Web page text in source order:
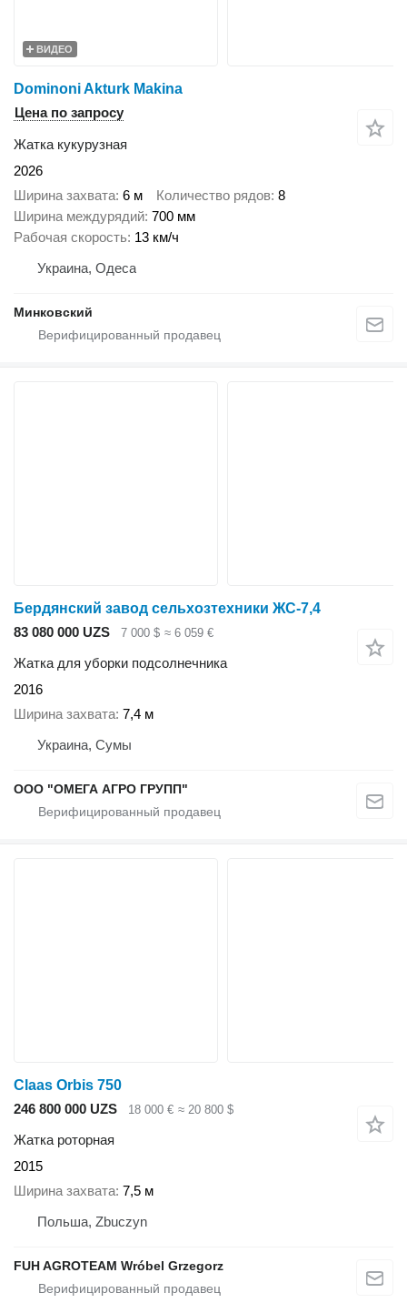
ВИДЕО
Dominoni Akturk Makina
Цена по запросу
Жатка кукурузная
2026
Ширина захвата 6 м Количество рядов 8
Ширина междурядий 700 мм
Рабочая скорость 13 км/ч
Украина, Одеса
Минковский
Бердянский завод сельхозтехники ЖС-7,4
83 080 000 UZS
7 000 $ ≈ 6 059 €
Жатка для уборки подсолнечника
2016
Ширина захвата 7,4 м
Украина, Сумы
ООО "ОМЕГА АГРО ГРУПП"
Claas Orbis 750
246 800 000 UZS
18 000 € ≈ 20 800 $
Жатка роторная
2015
Ширина захвата 7,5 м
Польша, Zbuczyn
FUH AGROTEAM Wróbel Grzegorz